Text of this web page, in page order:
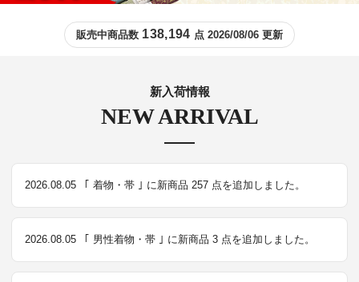
販売中商品数 138,194 点 2026/08/06 更新
NEW ARRIVAL
新入荷情報
2026.08.05 ｢ 着物・帯 ｣ に新商品 257 点を追加しました。
2026.08.05 ｢ 男性着物・帯 ｣ に新商品 3 点を追加しました。